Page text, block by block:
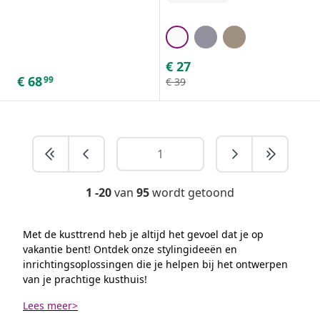
€ 6899
€ 27
€ 39
1 -20van 95wordt getoond
Met de kusttrend heb je altijd het gevoel dat je op
vakantie bent! Ontdek onze stylingideeën en
inrichtingsoplossingen die je helpen bij het ontwerpen
van je prachtige kusthuis!
Lees meer>